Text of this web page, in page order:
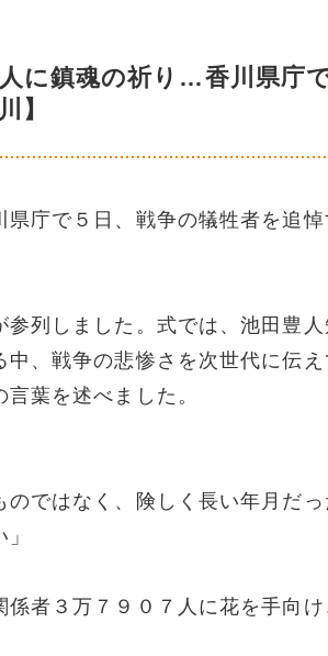
に鎮魂の祈り…香川県庁
】
庁で５日、戦争の犠牲者を追
列しました。式では、池田豊
、戦争の悲惨さを次世代に伝え
葉を述べました。
のではなく、険しく長い年月だ
者３万７９０７人に花を手向